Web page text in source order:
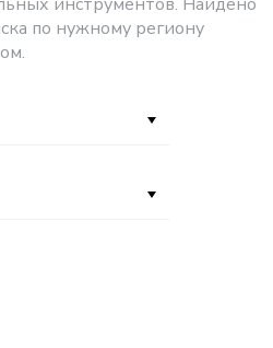
по нужному региону